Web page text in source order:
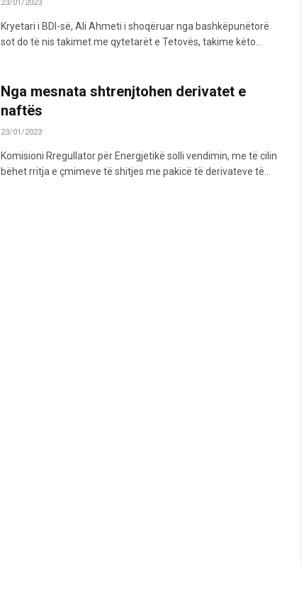
23/01/2023
Kryetari i BDI-së, Ali Ahmeti i shoqëruar nga bashkëpunëtorë
sot do të nis takimet me qytetarët e Tetovës, takime këto…
Nga mesnata shtrenjtohen derivatet e
naftës
23/01/2023
Komisioni Rregullator për Energjetikë solli vendimin, me të cilin
bëhet rritja e çmimeve të shitjes me pakicë të derivateve të…